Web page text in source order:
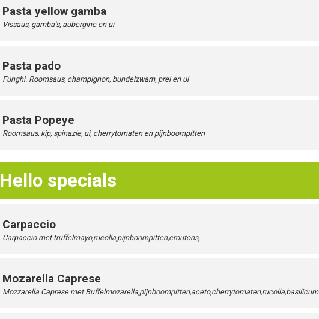
Pasta yellow gamba
Vissaus, gamba's, aubergine en ui
Pasta pado
Funghi. Roomsaus, champignon, bundelzwam, prei en ui
Pasta Popeye
Roomsaus, kip, spinazie, ui, cherrytomaten en pijnboompitten
Hello specials
Carpaccio
Carpaccio met truffelmayo,rucolla,pijnboompitten,croutons,
Mozarella Caprese
Mozzarella Caprese met Buffelmozarella,pijnboompitten,aceto,cherrytomaten,rucolla,basilicum